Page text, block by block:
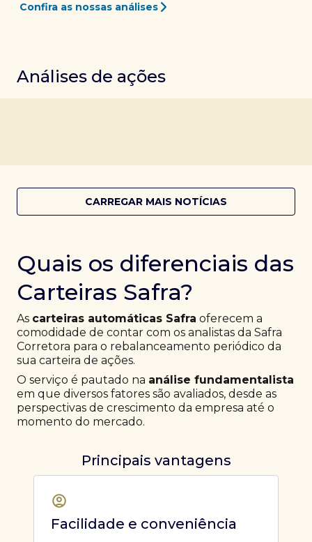
Confira as nossas análises
Análises de ações
CARREGAR MAIS NOTÍCIAS
Quais os diferenciais das
Carteiras Safra?
As carteiras automáticas Safra oferecem a
comodidade de contar com os analistas da Safra
Corretora para o rebalanceamento periódico da
sua carteira de ações.
O serviço é pautado na análise fundamentalista
em que diversos fatores são avaliados, desde as
perspectivas de crescimento da empresa até o
momento do mercado.
Principais vantagens
Facilidade e conveniência